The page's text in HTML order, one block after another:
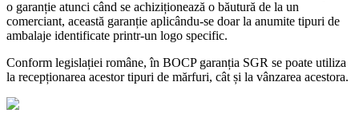
o garanție atunci când se achiziționează o băutură de la un
comerciant, această garanție aplicându-se doar la anumite tipuri de
ambalaje identificate printr-un logo specific.
Conform legislației române, în BOCP garanția SGR se poate utiliza
la recepționarea acestor tipuri de mărfuri, cât și la vânzarea acestora.